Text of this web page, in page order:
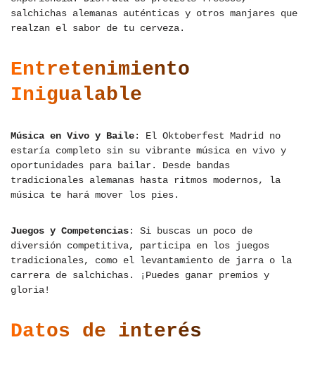
salchichas alemanas auténticas y otros manjares que
realzan el sabor de tu cerveza.
Entretenimiento
Inigualable
Música en Vivo y Baile: El Oktoberfest Madrid no
estaría completo sin su vibrante música en vivo y
oportunidades para bailar. Desde bandas
tradicionales alemanas hasta ritmos modernos, la
música te hará mover los pies.
Juegos y Competencias: Si buscas un poco de
diversión competitiva, participa en los juegos
tradicionales, como el levantamiento de jarra o la
carrera de salchichas. ¡Puedes ganar premios y
gloria!
Datos de interés